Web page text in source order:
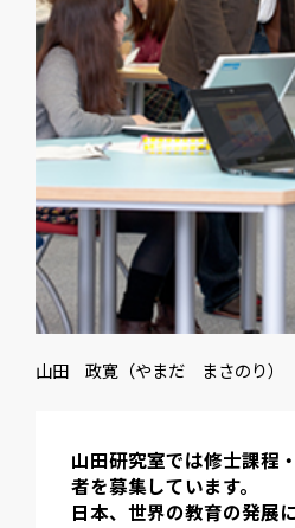
山田研究室では修士課程
者を募集しています。
日本、世界の教育の発展
山田 政寛（やまだ まさのり）